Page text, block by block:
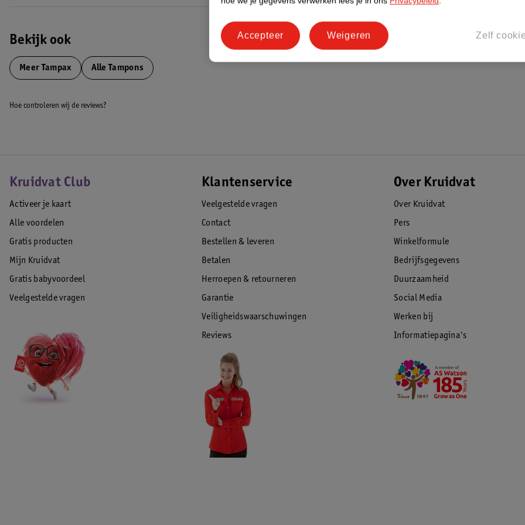
• Getest door gynaecologen
EAN code:8006530133784
Bekijk ook
MeerTampax Alle Tampons
Hoe controleren wij de reviews?
Kruidvat Club
Activeer je kaart
Alle voordelen
Gratis producten
Mijn Kruidvat
Gratis babyvoordeel
Veelgestelde vragen
Klantenservice
Veelgestelde vragen
Contact
Bestellen & leveren
Betalen
Herroepen & retourneren
Garantie
Veiligheidswaarschuwingen
Reviews
Over Kruidvat
Over Kruidvat
Pers
Winkelformule
Bedrijfsgegevens
Duurzaamheid
Social Media
Werken bij
Informatiepagina's
Zelf
Weigeren
Accepteer